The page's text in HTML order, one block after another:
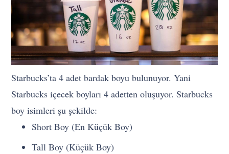
Starbucks’ta 4 adet bardak boyu bulunuyor. Yani
Starbucks içecek boyları 4 adetten oluşuyor. Starbucks
boy isimleri şu şekilde:
Short Boy (En Küçük Boy)
Tall Boy (Küçük Boy)